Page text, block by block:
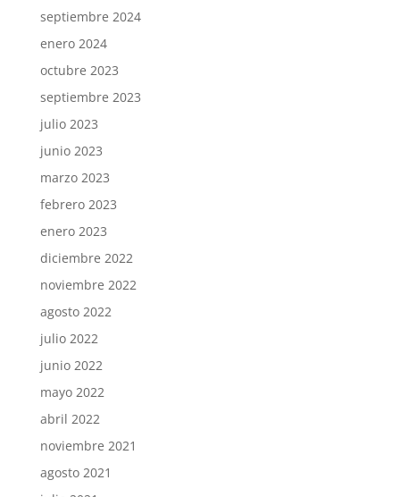
septiembre 2024
enero 2024
octubre 2023
septiembre 2023
julio 2023
junio 2023
marzo 2023
febrero 2023
enero 2023
diciembre 2022
noviembre 2022
agosto 2022
julio 2022
junio 2022
mayo 2022
abril 2022
noviembre 2021
agosto 2021